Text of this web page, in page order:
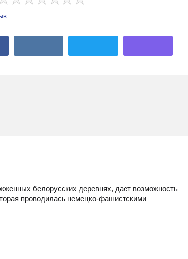
белорусских деревнях, дает возможность
проводилась немецко-фашистскими